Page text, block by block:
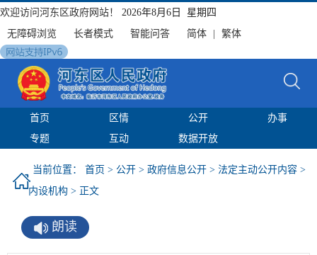
欢迎访问河东区政府网站！
2026年8月6日 星期四
无障碍浏览
长者模式 智能问答 简体 繁体
首页 区情 公开
办事
专题
互动 数据开放
当前位置： 首页 > 公开 > 政府信息公开 > 法定主动公开内容 >
内设机构 > 正文
朗读